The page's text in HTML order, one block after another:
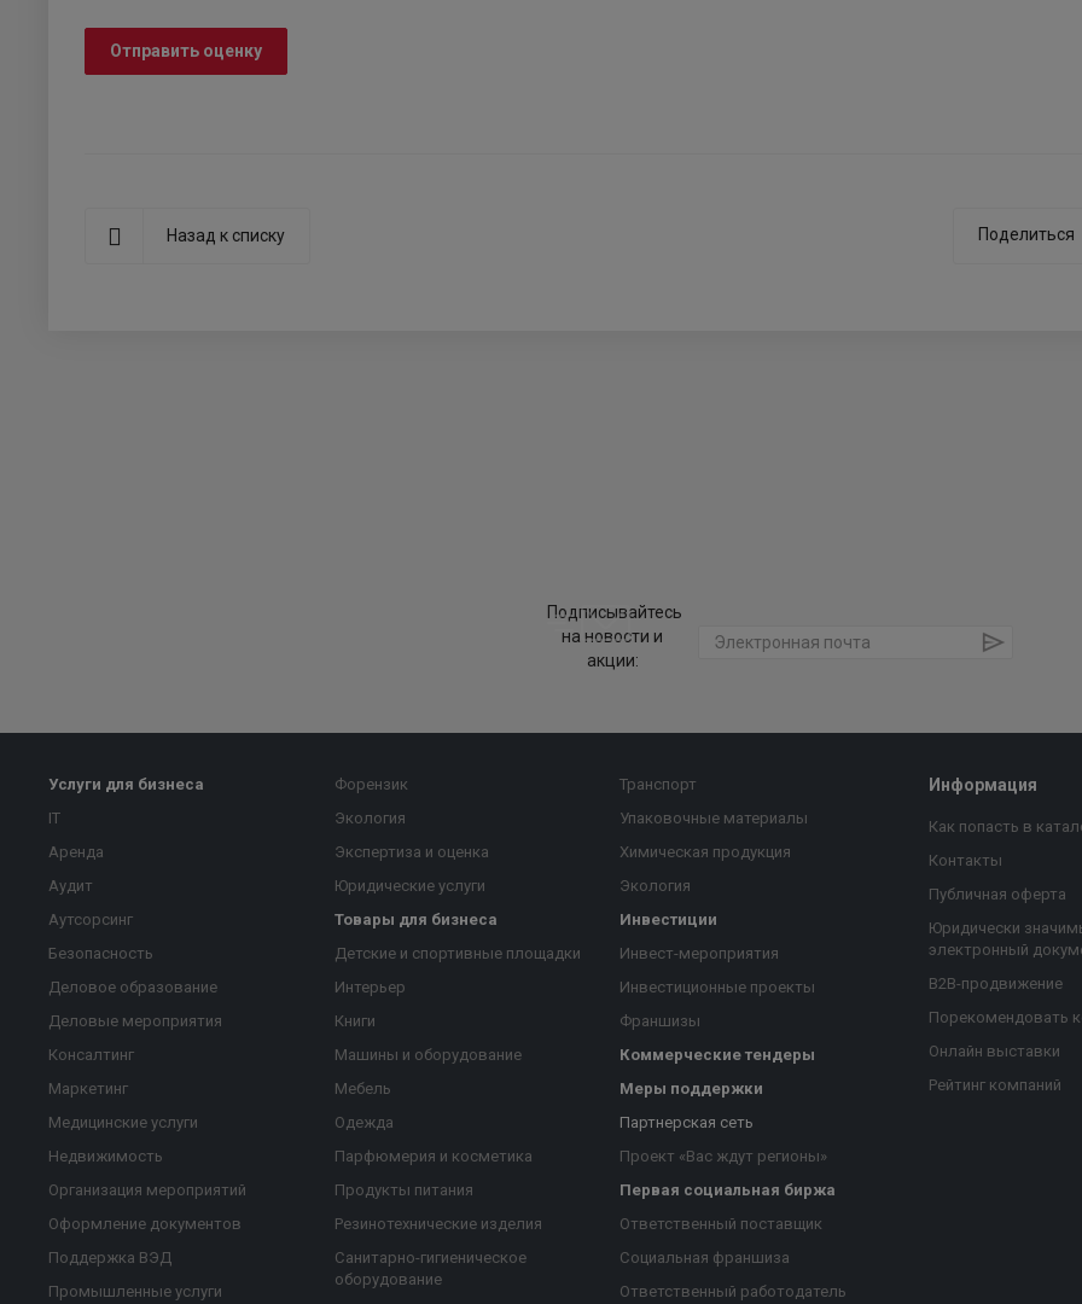
Отправить оценку
Поделиться
Назад к списку
Подписывайтесь
на новости и
акции:
Услуги для бизнеса
IT
Аренда
Аудит
Аутсорсинг
Безопасность
Деловое образование
Деловые мероприятия
Консалтинг
Маркетинг
Медицинские услуги
Недвижимость
Организация мероприятий
Оформление документов
Поддержка ВЭД
Промышленные услуги
Форензик
Экология
Экспертиза и оценка
Юридические услуги
Товары для бизнеса
Детские и спортивные площадки
Интерьер
Книги
Машины и оборудование
Мебель
Одежда
Парфюмерия и косметика
Продукты питания
Резинотехнические изделия
Санитарно-гигиеническое
оборудование
Транспорт
Упаковочные материалы
Химическая продукция
Экология
Инвестиции
Инвест-мероприятия
Инвестиционные проекты
Франшизы
Коммерческие тендеры
Меры поддержки
Партнерская сеть
Проект «Вас ждут регионы»
Первая социальная биржа
Ответственный поставщик
Социальная франшиза
Ответственный работодатель
Информация
Как попасть в
Контакты
Публичная оферта
Юридически
электронный
B2B-продвижение
Порекомендовать
Онлайн выставки
Рейтинг компаний